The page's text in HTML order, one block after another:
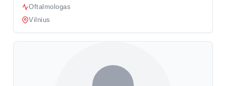
Oftalmologas
Vilnius